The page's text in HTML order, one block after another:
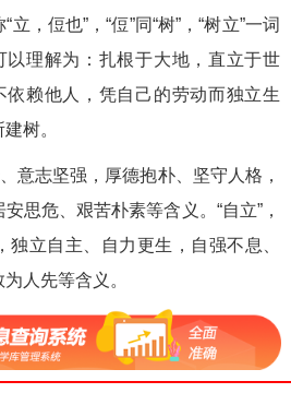
，侸也”，“侸”同“树”，“树立”一词
以理解为：扎根于大地，直立于世
依赖他人，凭自己的劳动而独立生
树。
意志坚强，厚德抱朴、坚守人格，
思危、艰苦朴素等含义。“自立”，
立自主、自力更生，自强不息、
人先等含义。